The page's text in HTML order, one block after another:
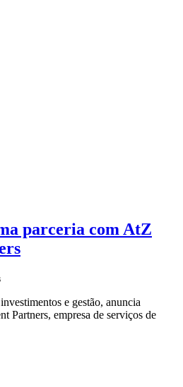
parceria com AtZ
e gestão, anuncia
Partners, empresa de serviços de